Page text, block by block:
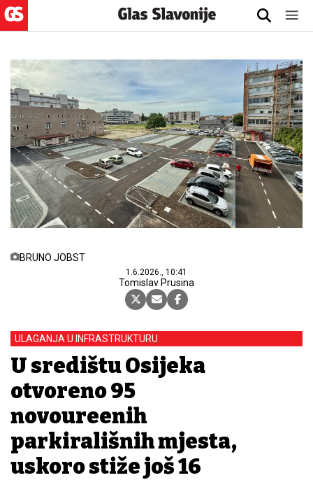
BRUNO JOBST
1.6.2026., 10:41
Tomislav Prusina
ULAGANJA U INFRASTRUKTURU
U središtu Osijeka
otvoreno 95
novouređenih
parkirališnih mjesta,
uskoro stiže još 16